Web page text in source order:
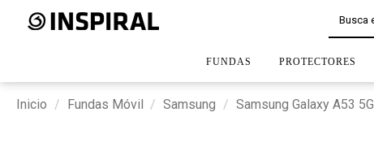
FUNDAS PROTECTORES
Inicio Fundas Móvil Samsung Samsung Galaxy A53 5G